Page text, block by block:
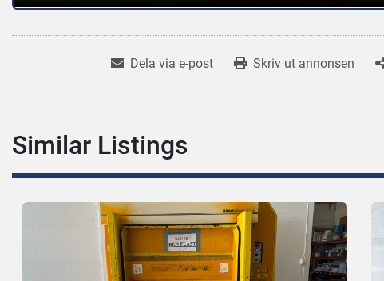
Dela via e-post Skriv ut annonsen
Similar Listings